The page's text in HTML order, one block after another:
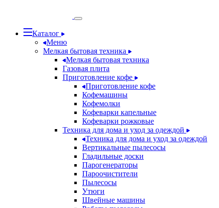
Каталог
Меню
Мелкая бытовая техника
Мелкая бытовая техника
Газовая плита
Приготовление кофе
Приготовление кофе
Кофемашины
Кофемолки
Кофеварки капельные
Кофеварки рожковые
Техника для дома и уход за одеждой
Техника для дома и уход за одеждой
Вертикальные пылесосы
Гладильные доски
Парогенераторы
Пароочистители
Пылесосы
Утюги
Швейные машины